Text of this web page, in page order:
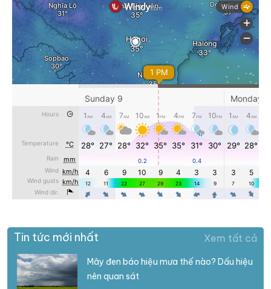
Tin tức mới nhất Xem tất cả
Mây đen báo hiệu mưa thế nào? Dấu hiệu
nên quan sát